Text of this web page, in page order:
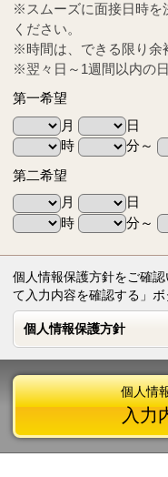
※スムーズに面接日時を
ください。
※時間は、できる限り余
※翌々日～1週間以内の
第一希望
月
日
時
分～
第二希望
月
日
時
分～
個人情報保護方針をご確
て入力内容を確認する」ボ
個人情報保護方針
個人情報保護方針
個人情
入力